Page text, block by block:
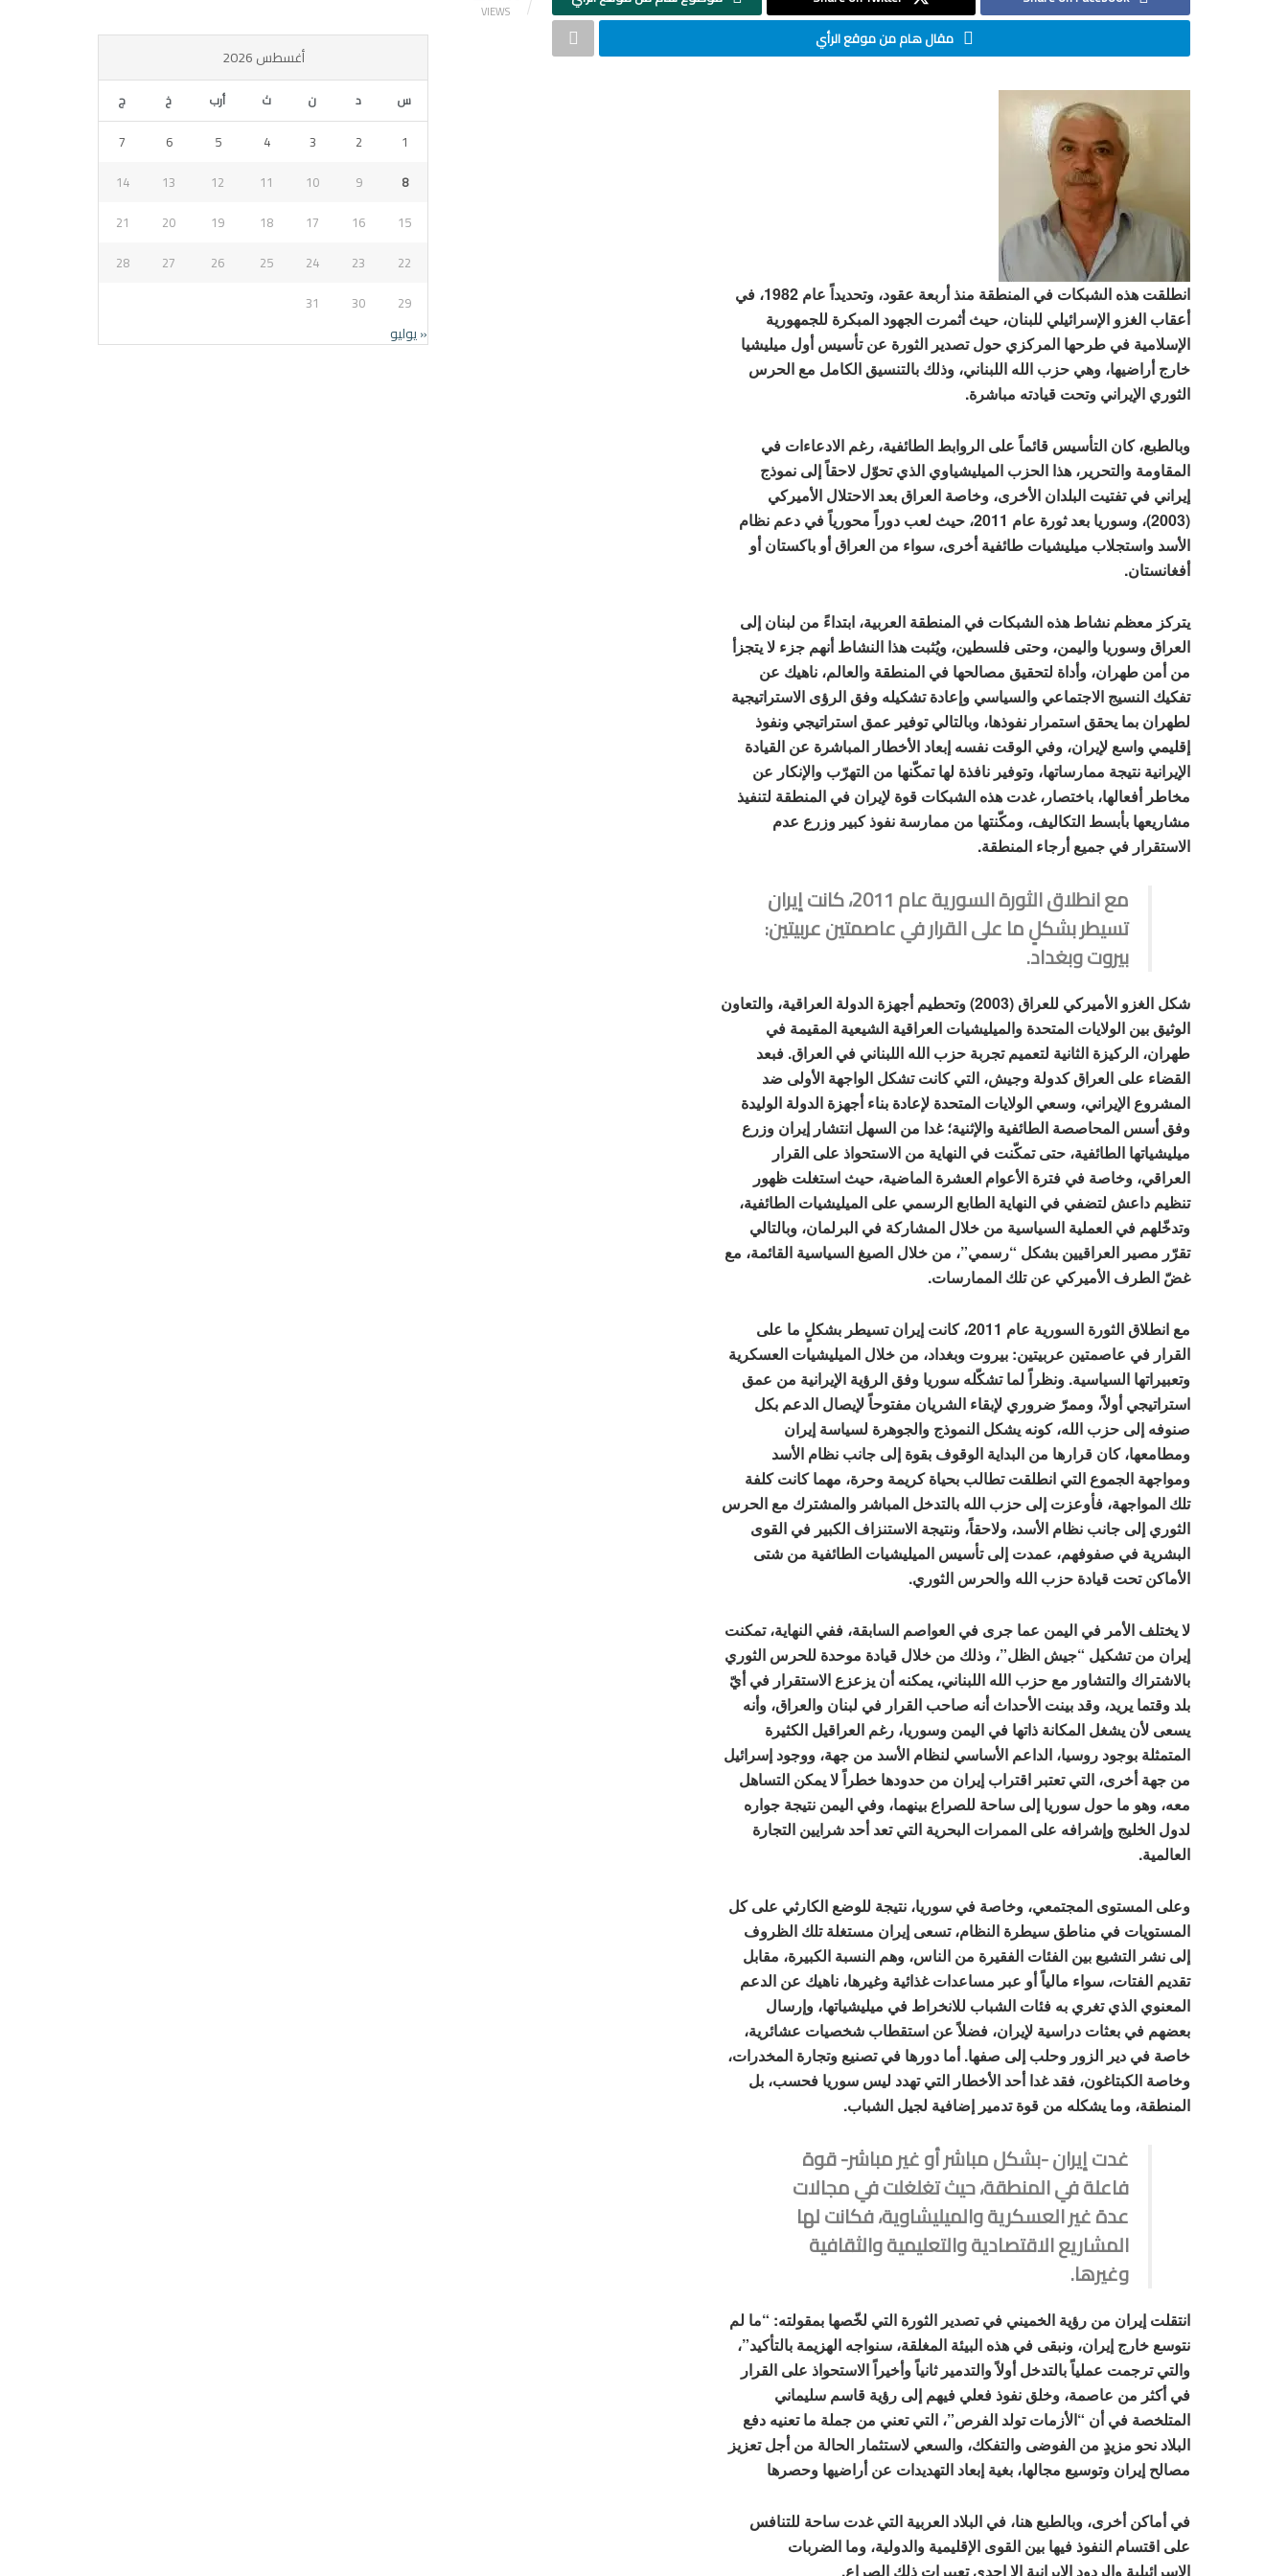
VIEWS
مقال هام من موقع الرأي
انطلقت هذه الشبكات في المنطقة منذ أربعة عقود، وتحديداً عام 1982، في
أعقاب الغزو الإسرائيلي للبنان، حيث أثمرت الجهود المبكرة للجمهورية
الإسلامية في طرحها المركزي حول تصدير الثورة عن تأسيس أول ميليشيا
خارج أراضيها، وهي حزب الله اللبناني، وذلك بالتنسيق الكامل مع الحرس
الثوري الإيراني وتحت قيادته مباشرة.
وبالطبع، كان التأسيس قائماً على الروابط الطائفية، رغم الادعاءات في
المقاومة والتحرير، هذا الحزب الميليشياوي الذي تحوّل لاحقاً إلى نموذج
إيراني في تفتيت البلدان الأخرى، وخاصة العراق بعد الاحتلال الأميركي
(2003)، وسوريا بعد ثورة عام 2011، حيث لعب دوراً محورياً في دعم نظام
الأسد واستجلاب ميليشيات طائفية أخرى، سواء من العراق أو باكستان أو
أفغانستان.
يتركز معظم نشاط هذه الشبكات في المنطقة العربية، ابتداءً من لبنان إلى
العراق وسوريا واليمن، وحتى فلسطين، ويُثبت هذا النشاط أنهم جزء لا يتجزأ
من أمن طهران، وأداة لتحقيق مصالحها في المنطقة والعالم، ناهيك عن
تفكيك النسيج الاجتماعي والسياسي وإعادة تشكيله وفق الرؤى الاستراتيجية
لطهران بما يحقق استمرار نفوذها، وبالتالي توفير عمق استراتيجي ونفوذ
إقليمي واسع لإيران، وفي الوقت نفسه إبعاد الأخطار المباشرة عن القيادة
الإيرانية نتيجة ممارساتها، وتوفير نافذة لها تمكّنها من التهرّب والإنكار عن
مخاطر أفعالها، باختصار، غدت هذه الشبكات قوة لإيران في المنطقة لتنفيذ
مشاريعها بأبسط التكاليف، ومكّنتها من ممارسة نفوذ كبير وزرع عدم
الاستقرار في جميع أرجاء المنطقة.
مع انطلاق الثورة السورية عام 2011، كانت إيران
تسيطر بشكلٍ ما على القرار في عاصمتين عربيتين:
بيروت وبغداد.
شكل الغزو الأميركي للعراق (2003) وتحطيم أجهزة الدولة العراقية، والتعاون
الوثيق بين الولايات المتحدة والميليشيات العراقية الشيعية المقيمة في
طهران، الركيزة الثانية لتعميم تجربة حزب الله اللبناني في العراق. فبعد
القضاء على العراق كدولة وجيش، التي كانت تشكل الواجهة الأولى ضد
المشروع الإيراني، وسعي الولايات المتحدة لإعادة بناء أجهزة الدولة الوليدة
وفق أسس المحاصصة الطائفية والإثنية؛ غدا من السهل انتشار إيران وزرع
ميليشياتها الطائفية، حتى تمكّنت في النهاية من الاستحواذ على القرار
العراقي، وخاصة في فترة الأعوام العشرة الماضية، حيث استغلت ظهور
تنظيم داعش لتضفي في النهاية الطابع الرسمي على الميليشيات الطائفية،
وتدخّلهم في العملية السياسية من خلال المشاركة في البرلمان، وبالتالي
تقرّر مصير العراقيين بشكل “رسمي”، من خلال الصيغ السياسية القائمة، مع
غضّ الطرف الأميركي عن تلك الممارسات.
مع انطلاق الثورة السورية عام 2011، كانت إيران تسيطر بشكلٍ ما على
القرار في عاصمتين عربيتين: بيروت وبغداد، من خلال الميليشيات العسكرية
وتعبيراتها السياسية. ونظراً لما تشكّله سوريا وفق الرؤية الإيرانية من عمق
استراتيجي أولاً، وممرّ ضروري لإبقاء الشريان مفتوحاً لإيصال الدعم بكل
صنوفه إلى حزب الله، كونه يشكل النموذج والجوهرة لسياسة إيران
ومطامعها، كان قرارها من البداية الوقوف بقوة إلى جانب نظام الأسد
ومواجهة الجموع التي انطلقت تطالب بحياة كريمة وحرة، مهما كانت كلفة
تلك المواجهة، فأوعزت إلى حزب الله بالتدخل المباشر والمشترك مع الحرس
الثوري إلى جانب نظام الأسد، ولاحقاً، ونتيجة الاستنزاف الكبير في القوى
البشرية في صفوفهم، عمدت إلى تأسيس الميليشيات الطائفية من شتى
الأماكن تحت قيادة حزب الله والحرس الثوري.
لا يختلف الأمر في اليمن عما جرى في العواصم السابقة، ففي النهاية، تمكنت
إيران من تشكيل “جيش الظل”، وذلك من خلال قيادة موحدة للحرس الثوري
بالاشتراك والتشاور مع حزب الله اللبناني، يمكنه أن يزعزع الاستقرار في أيّ
بلد وقتما يريد، وقد بينت الأحداث أنه صاحب القرار في لبنان والعراق، وأنه
يسعى لأن يشغل المكانة ذاتها في اليمن وسوريا، رغم العراقيل الكثيرة
المتمثلة بوجود روسيا، الداعم الأساسي لنظام الأسد من جهة، ووجود إسرائيل
من جهة أخرى، التي تعتبر اقتراب إيران من حدودها خطراً لا يمكن التساهل
معه، وهو ما حول سوريا إلى ساحة للصراع بينهما، وفي اليمن نتيجة جواره
لدول الخليج وإشرافه على الممرات البحرية التي تعد أحد شرايين التجارة
العالمية.
وعلى المستوى المجتمعي، وخاصة في سوريا، نتيجة للوضع الكارثي على كل
المستويات في مناطق سيطرة النظام، تسعى إيران مستغلة تلك الظروف
إلى نشر التشيع بين الفئات الفقيرة من الناس، وهم النسبة الكبيرة، مقابل
تقديم الفتات، سواء مالياً أو عبر مساعدات غذائية وغيرها، ناهيك عن الدعم
المعنوي الذي تغري به فئات الشباب للانخراط في ميليشياتها، وإرسال
بعضهم في بعثات دراسية لإيران، فضلاً عن استقطاب شخصيات عشائرية،
خاصة في دير الزور وحلب إلى صفها. أما دورها في تصنيع وتجارة المخدرات،
وخاصة الكبتاغون، فقد غدا أحد الأخطار التي تهدد ليس سوريا فحسب، بل
المنطقة، وما يشكله من قوة تدمير إضافية لجيل الشباب.
غدت إيران -بشكل مباشر أو غير مباشر- قوة
فاعلة في المنطقة، حيث تغلغلت في مجالات
عدة غير العسكرية والميليشاوية، فكانت لها
المشاريع الاقتصادية والتعليمية والثقافية
وغيرها.
انتقلت إيران من رؤية الخميني في تصدير الثورة التي لخّصها بمقولته: “ما لم
نتوسع خارج إيران، ونبقى في هذه البيئة المغلقة، سنواجه الهزيمة بالتأكيد”،
والتي ترجمت عملياً بالتدخل أولاً والتدمير ثانياً وأخيراً الاستحواذ على القرار
في أكثر من عاصمة، وخلق نفوذ فعلي فيهم إلى رؤية قاسم سليماني
المتلخصة في أن “الأزمات تولد الفرص”، التي تعني من جملة ما تعنيه دفع
البلاد نحو مزيدٍ من الفوضى والتفكك، والسعي لاستثمار الحالة من أجل تعزيز
مصالح إيران وتوسيع مجالها، بغية إبعاد التهديدات عن أراضيها وحصرها
في أماكن أخرى، وبالطبع هنا، في البلاد العربية التي غدت ساحة للتنافس
على اقتسام النفوذ فيها بين القوى الإقليمية والدولية، وما الضربات
الإسرائيلية والردود الإيرانية إلا إحدى تعبيرات ذلك الصراع.
أغسطس 2026
س د ن ث أرب خ ج
1
2
3
4
5
6
7
8
9
10
11
12
13
14
15
16
17
18
19
20
21
22
23
24
25
26
27
28
29
30
31
« يوليو